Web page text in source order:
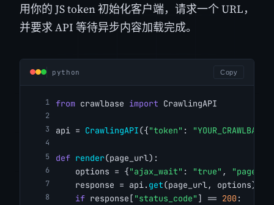
用你的 JS token 初始化客户端，请求一个 URL，
并要求 API 等待异步内容加载完成。
python Copy
from crawlbase import CrawlingAPI
api = CrawlingAPI({"token" :
def render(page_url):
    options = {
"ajax_wait" : "true" ,
    response = api.
get(page_url, options)
if response[ "status_code" ] == 200 :